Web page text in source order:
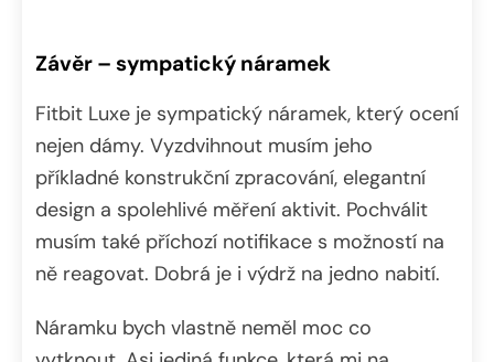
Závěr – sympatický náramek
Fitbit Luxe je sympatický náramek, který ocení
nejen dámy. Vyzdvihnout musím jeho
příkladné konstrukční zpracování, elegantní
design a spolehlivé měření aktivit. Pochválit
musím také příchozí notifikace s možností na
ně reagovat. Dobrá je i výdrž na jedno nabití.
Náramku bych vlastně neměl moc co